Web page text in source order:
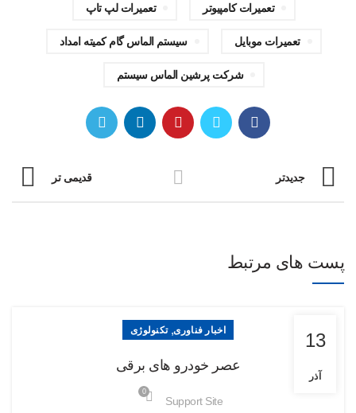
تعمیرات کامپیوتر تعمیرات لپ تاپ
تعمیرات موبایل سیستم الماس گام کمیته امداد
شرکت پرشین الماس سیستم
جدیدتر قدیمی تر
پست های مرتبط
13
آذر
اخبار فناوری,تکنولوژی
عصر خودرو های برقی
Support Site
0